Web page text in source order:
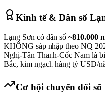
Kinh tế & Dân số
Lạng Sơn có dân số ~810.000
KHÔNG sáp nhập theo NQ
Nghị-Tân Thanh-Cốc Nam là
Bắc, kim ngạch hàng tỷ USD/
Cơ hội chuyển đổi số